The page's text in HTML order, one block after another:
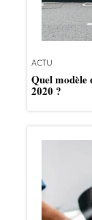
ACTU
Quel modèle
2020 ?